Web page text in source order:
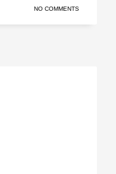
NO COMMENTS